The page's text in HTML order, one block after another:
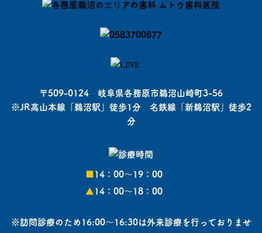
〒509-0124 岐阜県各務原市鵜沼山崎町3-56
※JR高山本線「鵜沼駅」徒歩1分 名鉄線「新鵜沼駅」徒歩2
分
■14：00〜19：00
▲14：00〜18：00
※訪問診療のため16:00～16:30は外来診療を行っておりませ